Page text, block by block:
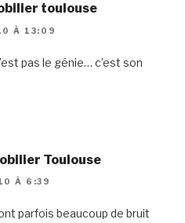
toulouse
À 13:09
pas le génie… c’est son
Toulouse
À 6:39
parfois beaucoup de bruit